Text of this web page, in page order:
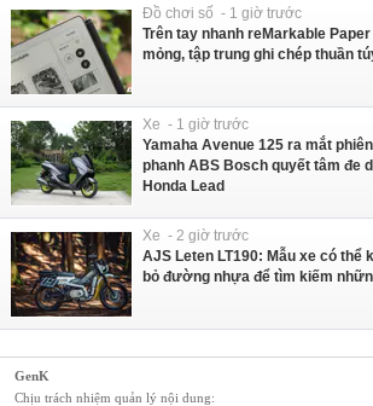
Đồ chơi số - 1 giờ trước
Trên tay nhanh reMarkable
mỏng, tập trung ghi chép thuần
Xe - 1 giờ trước
Yamaha Avenue 125 ra mắt
phanh ABS Bosch quyết tâm đe
Honda Lead
Xe - 2 giờ trước
AJS Leten LT190: Mẫu xe có thể
bỏ đường nhựa để tìm kiếm
GenK
Chịu trách nhiệm quản lý nội dung: